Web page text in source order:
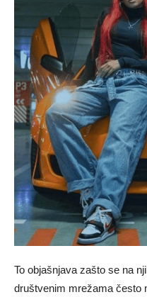
To objašnjava zašto se na
društvenim mrežama često